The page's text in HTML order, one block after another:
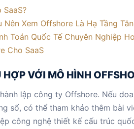
Nên Xem Offshore Là Hạ Tầng
Toán Quốc Tế Chuyên Nghiệp
Cho SaaS
VỚI MÔ HÌNH
lập công ty Offshore. Nếu
số, có thể tham khảo thêm bài
công nghệ thiết kế cấu trúc